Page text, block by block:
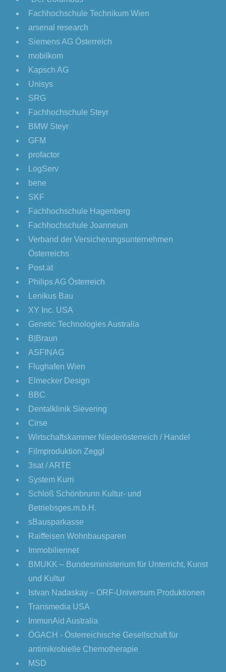
Fachhochschule Technikum Wien
arsenal research
Siemens AG Österreich
mobilkom
Kapsch AG
Unisys
SRG
Fachhochschule Steyr
BMW Steyr
GFM
profactor
LogServ
bene
SKF
Fachhochschule Hagenberg
Fachhochschule Joanneum
Verband der Versicherungsunternehmen
Österreichs
Post.at
Philips AG Österreich
Lenikus Bau
XY Inc. USA
Genetic Technologies Australia
B|Braun
ASFINAG
Flughafen Wien
Elmecker Design
BBC
Dentalklinik Sievering
Cirse
Wirtschaftskammer Niederösterreich / Handel
Filmproduktion Zeggl
3sat / ARTE
System Kurri
Schloß Schönbrunn Kultur- und
Betriebsges.m.b.H.
sBausparkasse
Raiffeisen Wohnbausparen
Immobiliennet
BMUKK – Bundesministerium für Unterricht, Kunst
und Kultur
Istvan Nadaskay – ORF-Universum Produktionen
Transmedia USA
ImmunAid Australia
ÖGACH - Österreichische Gesellschaft für
antimikrobielle Chemotherapie
MSD